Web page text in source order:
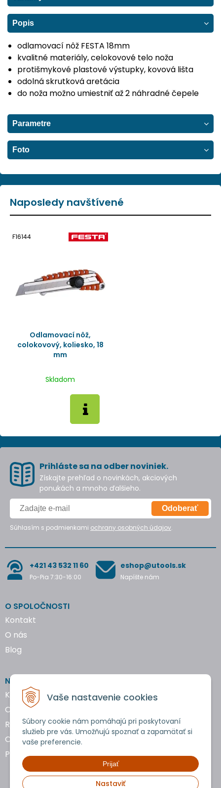
Vaše nastavenie cookies
Súbory cookie nám pomáhajú pri poskytovaní
služieb pre vás. Umožňujú spoznať a zapamätať si
vaše preferencie.
Prijať
Nastaviť
Popis
odlamovací nôž FESTA 18mm
kvalitné materiály, celokovové telo noža
protišmykové plastové výstupky, kovová lišta
odolná skrutková aretácia
do noža možno umiestniť až 2 náhradné čepele
Parametre
Foto
Naposledy navštívené
F16144
Odlamovací nôž,
colokovový, koliesko, 18
mm
Skladom
Prihláste sa na odber noviniek.
Získajte prehľad o novinkách, akciových
ponukách a mnoho ďalšieho.
Odoberať
Súhlasím s podmienkami ochrany osobných údajov.
+421 43 532 11 60
Po-Pia 7:30-16:00
eshop@utools.sk
Napíšte nám
O SPOLOČNOSTI
Kontakt
O nás
Blog
NAKUPOVANIE
Katalógy náradia
Obchodné podmienky
Reklamácie a vrátenie tovaru
Ochrana osobných údajov
Používanie cookies